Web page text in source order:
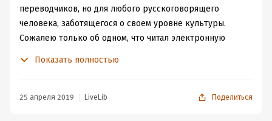
переводчиков, но для любого русскоговорящего
человека, заботящегося о своем уровне культуры.
Сожалею только об одном, что читал электронную
настоящее бумажное издание, надеюсь, оно там будет.
Показать полностью
25 апреля 2019 LiveLib Поделиться